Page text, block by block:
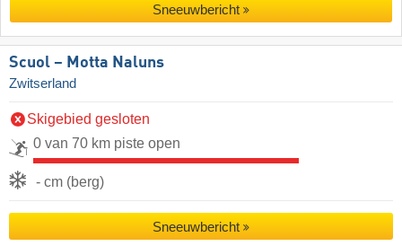
Sneeuwbericht
Scuol – Motta Naluns
Zwitserland
Skigebied gesloten
0 van 70 km piste open
- cm (berg)
Sneeuwbericht